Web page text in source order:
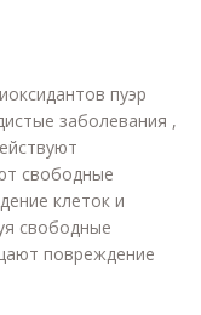
пуэр
заболевания ,
свободные
клеток и
свободные
повреждение